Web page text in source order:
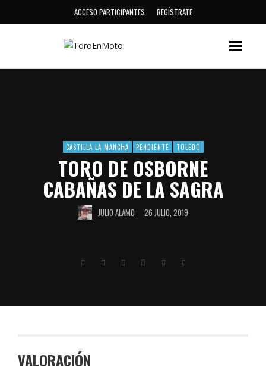
ACCESO PARTICIPANTES REGÍSTRATE
CASTILLA LA MANCHA PENDIENTE TOLEDO
TORO DE OSBORNE
CABAÑAS DE LA SAGRA
JULIO ALAMO 26 JULIO, 2019
VALORACIÓN